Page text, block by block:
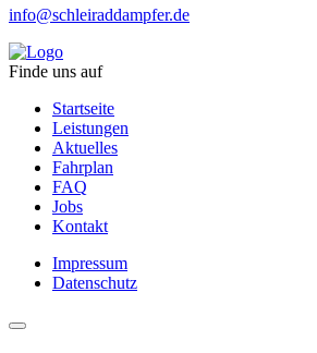
info@schleiraddampfer.de
Finde uns auf
Startseite
Leistungen
Aktuelles
Fahrplan
FAQ
Jobs
Kontakt
Impressum
Datenschutz